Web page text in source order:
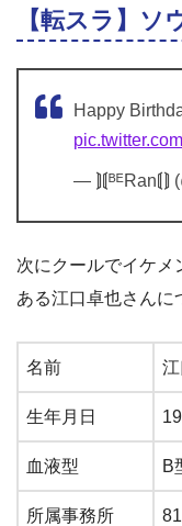
【転スラ】ソ
Happy
— ⟭⟬ᴮᴱRan⟬⟭
次にクールでイケメ
ある江口卓也さんに
名前
生年月日
血液型 B
所属事務所